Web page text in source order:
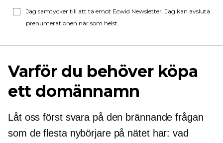
Jag samtycker till att ta emot Ecwid Newsletter. Jag kan avsluta
prenumerationen när som helst.
Varför du behöver köpa
ett domännamn
Låt oss först svara på den brännande frågan
som de flesta nybörjare på nätet har: vad